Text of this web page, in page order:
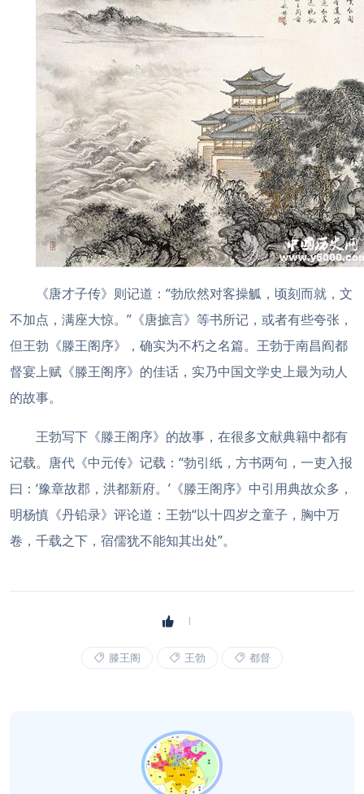
《唐才子传》则记道：“勃欣然对客操觚，顷刻而就，文
不加点，满座大惊。”《唐摭言》等书所记，或者有些夸张，
但王勃《滕王阁序》，确实为不朽之名篇。王勃于南昌阎都
督宴上赋《滕王阁序》的佳话，实乃中国文学史上最为动人
的故事。
王勃写下《滕王阁序》的故事，在很多文献典籍中都有
记载。唐代《中元传》记载：“勃引纸，方书两句，一吏入报
曰：‘豫章故郡，洪都新府。’《滕王阁序》中引用典故众多，
明杨慎《丹铅录》评论道：王勃“以十四岁之童子，胸中万
卷，千载之下，宿儒犹不能知其出处”。
滕王阁 王勃 都督